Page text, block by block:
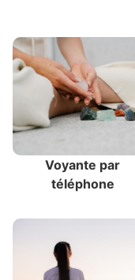
Voyante par
téléphone